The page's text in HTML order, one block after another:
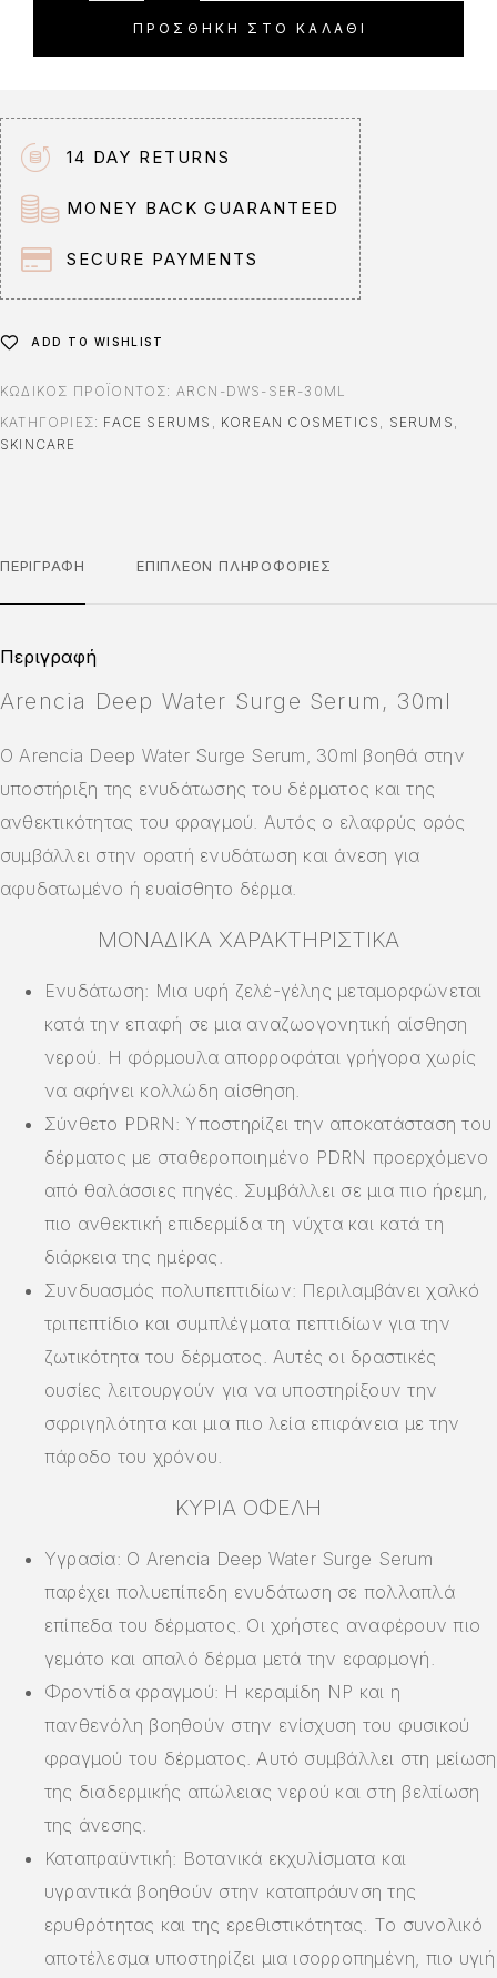
ΠΡΟΣΘΉΚΗ ΣΤΟ ΚΑΛΆΘΙ
a
t
i
v
e
:
14 DAY RETURNS
MONEY BACK GUARANTEED
SECURE PAYMENTS
ADD TO WISHLIST
ΚΩΔΙΚΌΣ ΠΡΟΪΌΝΤΟΣ: ARCN-DWS-SER-30ML
ΚΑΤΗΓΟΡΊΕΣ: FACE SERUMS , KOREAN COSMETICS , SERUMS ,
SKINCARE
ΠΕΡΙΓΡΑΦΉ ΕΠΙΠΛΈΟΝ ΠΛΗΡΟΦΟΡΊΕΣ
Περιγραφή
Arencia Deep Water Surge Serum, 30ml
Ο Arencia Deep Water Surge Serum, 30ml βοηθά στην
υποστήριξη της ενυδάτωσης του δέρματος και της
ανθεκτικότητας του φραγμού. Αυτός ο ελαφρύς ορός
συμβάλλει στην ορατή ενυδάτωση και άνεση για
αφυδατωμένο ή ευαίσθητο δέρμα.
ΜΟΝΑΔΙΚΆ ΧΑΡΑΚΤΗΡΙΣΤΙΚΆ
Ενυδάτωση: Μια υφή ζελέ-γέλης μεταμορφώνεται
κατά την επαφή σε μια αναζωογονητική αίσθηση
νερού. Η φόρμουλα απορροφάται γρήγορα χωρίς
να αφήνει κολλώδη αίσθηση.
Σύνθετο PDRN: Υποστηρίζει την αποκατάσταση του
δέρματος με σταθεροποιημένο PDRN προερχόμενο
από θαλάσσιες πηγές. Συμβάλλει σε μια πιο ήρεμη,
πιο ανθεκτική επιδερμίδα τη νύχτα και κατά τη
διάρκεια της ημέρας.
Συνδυασμός πολυπεπτιδίων: Περιλαμβάνει χαλκό
τριπεπτίδιο και συμπλέγματα πεπτιδίων για την
ζωτικότητα του δέρματος. Αυτές οι δραστικές
ουσίες λειτουργούν για να υποστηρίξουν την
σφριγηλότητα και μια πιο λεία επιφάνεια με την
πάροδο του χρόνου.
ΚΎΡΙΑ ΟΦΈΛΗ
Υγρασία: Ο Arencia Deep Water Surge Serum
παρέχει πολυεπίπεδη ενυδάτωση σε πολλαπλά
επίπεδα του δέρματος. Οι χρήστες αναφέρουν πιο
γεμάτο και απαλό δέρμα μετά την εφαρμογή.
Φροντίδα φραγμού: Η κεραμίδη NP και η
πανθενόλη βοηθούν στην ενίσχυση του φυσικού
φραγμού του δέρματος. Αυτό συμβάλλει στη μείωση
της διαδερμικής απώλειας νερού και στη βελτίωση
της άνεσης.
Καταπραϋντική: Βοτανικά εκχυλίσματα και
υγραντικά βοηθούν στην καταπράυνση της
ερυθρότητας και της ερεθιστικότητας. Το συνολικό
αποτέλεσμα υποστηρίζει μια ισορροπημένη, πιο υγιή